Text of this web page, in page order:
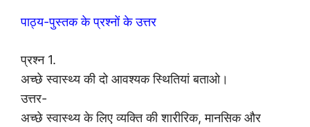
पाठ्य-पुस्तक के प्रश्नों के उत्तर
प्रश्न 1.
अच्छे स्वास्थ्य की दो आवश्यक स्थितियां बताओ।
उत्तर-
अच्छे स्वास्थ्य के लिए व्यक्ति की शारीरिक, मानसिक और